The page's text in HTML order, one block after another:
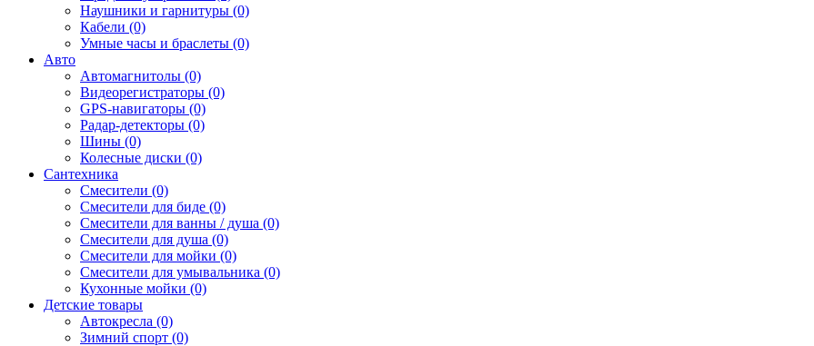
Наушники и гарнитуры (0)
Кабели (0)
Умные часы и браслеты (0)
Авто
Автомагнитолы (0)
Видеорегистраторы (0)
GPS-навигаторы (0)
Радар-детекторы (0)
Шины (0)
Колесные диски (0)
Сантехника
Смесители (0)
Смесители для биде (0)
Смесители для ванны / душа (0)
Смесители для душа (0)
Смесители для мойки (0)
Смесители для умывальника (0)
Кухонные мойки (0)
Детские товары
Автокресла (0)
Зимний спорт (0)